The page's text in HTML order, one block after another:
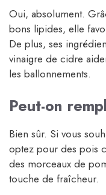
Oui, absolument.
bons lipides, elle
De plus, ses
vinaigre de cidre
les ballonnements.
Peut-on
Bien sûr. Si vous
optez pour des pois
des morceaux de
touche de fraîcheur.